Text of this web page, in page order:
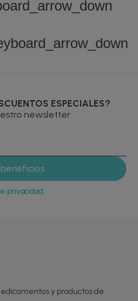
ESPECIALES?
newsletter
privacidad
y productos de